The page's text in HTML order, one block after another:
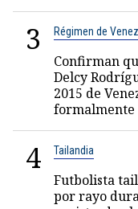
3 Régimen de
Confirman
Delcy
2015 de
formalmente
4 Tailandia
Futbolista
por rayo